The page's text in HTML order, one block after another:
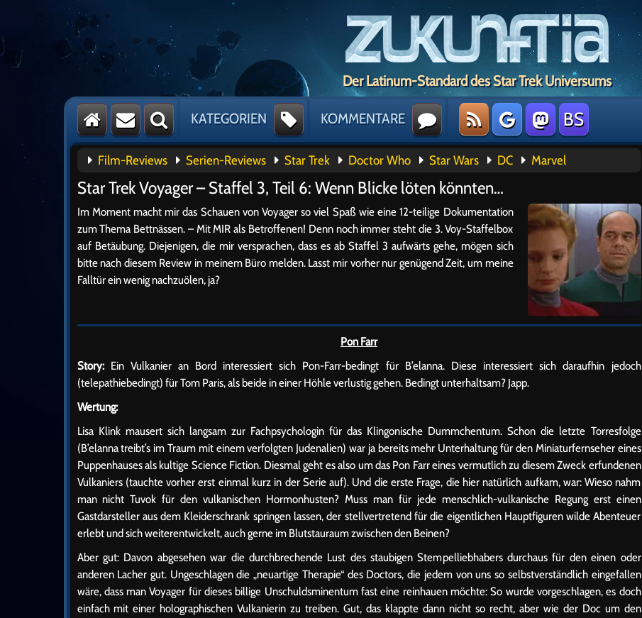
Der Latinum-Standard des Star Trek Universums
KATEGORIEN KOMMENTARE BS
Film-Reviews Serien-Reviews Star Trek Doctor Who Star Wars DC Marvel
Star Trek Voyager – Staffel 3, Teil 6: Wenn Blicke löten könnten…
Im Moment macht mir das Schauen von Voyager so viel Spaß wie eine 12-teilige Dokumentation
zum Thema Bettnässen. – Mit MIR als Betroffenen! Denn noch immer steht die 3. Voy-Staffelbox
auf Betäubung. Diejenigen, die mir versprachen, dass es ab Staffel 3 aufwärts gehe, mögen sich
bitte nach diesem Review in meinem Büro melden. Lasst mir vorher nur genügend Zeit, um meine
Falltür ein wenig nachzuölen, ja?
Pon Farr
Story:Ein Vulkanier an Bord interessiert sich Pon-Farr-bedingt für B’elanna. Diese interessiert sich daraufhin jedoch
(telepathiebedingt) für Tom Paris, als beide in einer Höhle verlustig gehen. Bedingt unterhaltsam? Japp.
Wertung:
Lisa Klink mausert sich langsam zur Fachpsychologin für das Klingonische Dummchentum. Schon die letzte Torresfolge
(B’elanna treibt’s im Traum mit einem verfolgten Judenalien) war ja bereits mehr Unterhaltung für den Miniaturfernseher eines
Puppenhauses als kultige Science Fiction. Diesmal geht es also um das Pon Farr eines vermutlich zu diesem Zweck erfundenen
Vulkaniers (tauchte vorher erst einmal kurz in der Serie auf). Und die erste Frage, die hier natürlich aufkam, war: Wieso nahm
man nicht Tuvok für den vulkanischen Hormonhusten? Muss man für jede menschlich-vulkanische Regung erst einen
Gastdarsteller aus dem Kleiderschrank springen lassen, der stellvertretend für die eigentlichen Hauptfiguren wilde Abenteuer
erlebt und sich weiterentwickelt, auch gerne im Blutstauraum zwischen den Beinen?
Aber gut: Davon abgesehen war die durchbrechende Lust des staubigen Stempelliebhabers durchaus für den einen oder
anderen Lacher gut. Ungeschlagen die „neuartige Therapie“ des Doctors, die jedem von uns so selbstverständlich eingefallen
wäre, dass man Voyager für dieses billige Unschuldsminentum fast eine reinhauen möchte: So wurde vorgeschlagen, es doch
einfach mit einer holographischen Vulkanierin zu treiben. Gut, das klappte dann nicht so recht, aber wie der Doc um den